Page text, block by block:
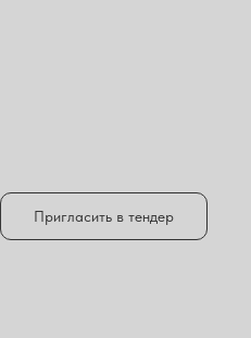
Пригласить в тендер